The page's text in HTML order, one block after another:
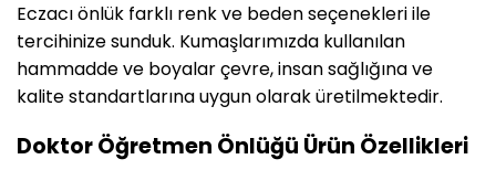
Eczacı önlük farklı renk ve beden seçenekleri ile
tercihinize sunduk. Kumaşlarımızda kullanılan
hammadde ve boyalar çevre, insan sağlığına ve
kalite standartlarına uygun olarak üretilmektedir.
Doktor Öğretmen Önlüğü Ürün Özellikleri